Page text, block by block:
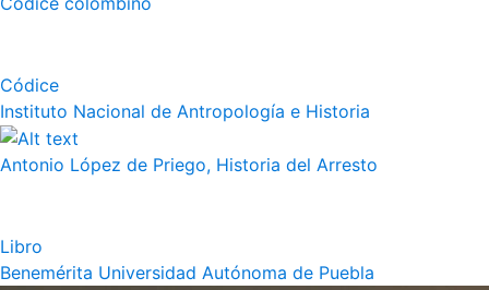
Códice
Instituto Nacional de Antropología e Historia
Antonio López de Priego, Historia del Arresto
Libro
Benemérita Universidad Autónoma de Puebla